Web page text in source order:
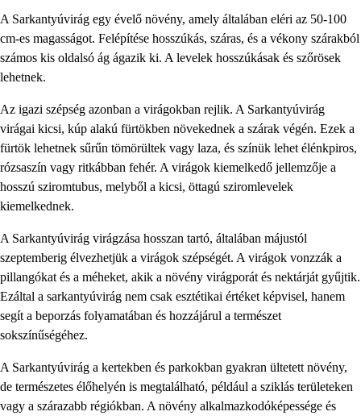
A Sarkantyúvirág egy évelő növény, amely általában eléri az 50-100
cm-es magasságot. Felépítése hosszúkás, száras, és a vékony szárakból
számos kis oldalsó ág ágazik ki. A levelek hosszúkásak és szőrösek
lehetnek.
Az igazi szépség azonban a virágokban rejlik. A Sarkantyúvirág
virágai kicsi, kúp alakú fürtökben növekednek a szárak végén. Ezek a
fürtök lehetnek sűrűn tömörültek vagy laza, és színük lehet élénkpiros,
rózsaszín vagy ritkábban fehér. A virágok kiemelkedő jellemzője a
hosszú sziromtubus, melyből a kicsi, öttagú sziromlevelek
kiemelkednek.
A Sarkantyúvirág virágzása hosszan tartó, általában májustól
szeptemberig élvezhetjük a virágok szépségét. A virágok vonzzák a
pillangókat és a méheket, akik a növény virágporát és nektárját gyűjtik.
Ezáltal a sarkantyúvirág nem csak esztétikai értéket képvisel, hanem
segít a beporzás folyamatában és hozzájárul a természet
sokszínűségéhez.
A Sarkantyúvirág a kertekben és parkokban gyakran ültetett növény,
de természetes élőhelyén is megtalálható, például a sziklás területeken
vagy a szárazabb régiókban. A növény alkalmazkodóképessége és